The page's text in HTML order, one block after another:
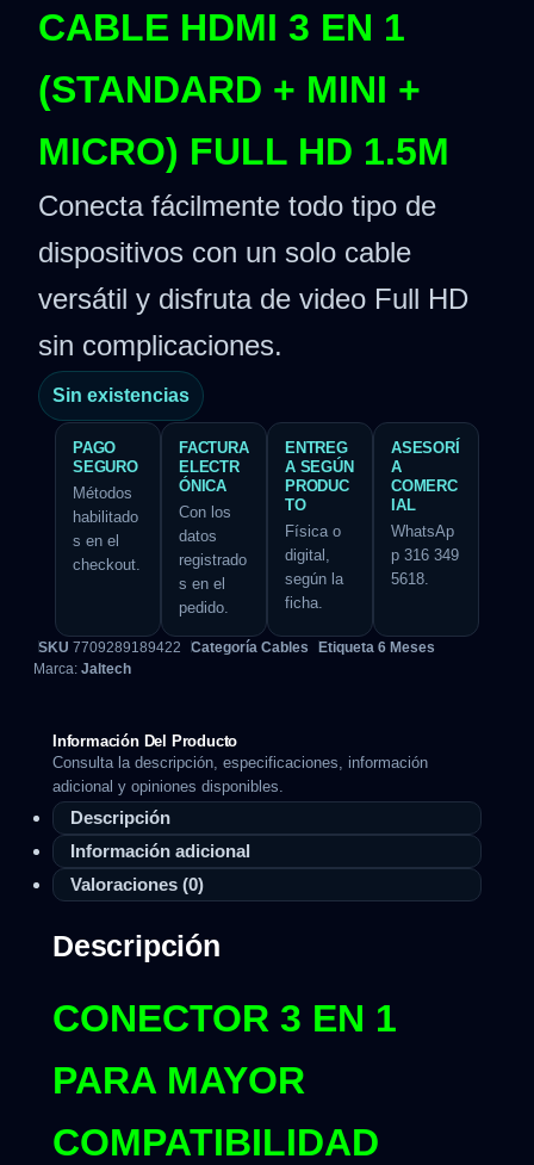
CABLE HDMI 3 EN 1
(STANDARD + MINI +
MICRO) FULL HD 1.5M
Conecta fácilmente todo tipo de
dispositivos con un solo cable
versátil y disfruta de video Full HD
sin complicaciones.
Sin existencias
PAGO
SEGURO
Métodos
habilitado
s en el
checkout.
FACTURA
ELECTR
ÓNICA
Con los
datos
registrado
s en el
pedido.
ENTREG
A SEGÚN
PRODUC
TO
Física o
digital,
según la
ficha.
ASESORÍ
A
COMERC
IAL
WhatsAp
p 316 349
5618.
SKU 7709289189422 Categoría Cables Etiqueta 6 Meses
Marca: Jaltech
Información Del Producto
Consulta la descripción, especificaciones, información
adicional y opiniones disponibles.
Descripción
Información adicional
Valoraciones (0)
Descripción
CONECTOR 3 EN 1
PARA MAYOR
COMPATIBILIDAD